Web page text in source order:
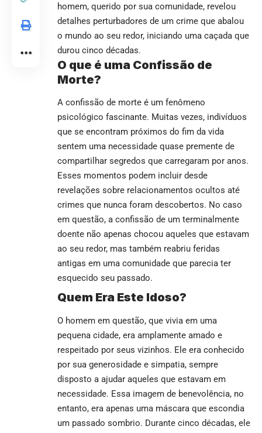
homem, querido por sua comunidade, revelou
detalhes perturbadores de um crime que abalou
o mundo ao seu redor, iniciando uma caçada que
durou cinco décadas.
O que é uma Confissão de
Morte?
A confissão de morte é um fenômeno
psicológico fascinante. Muitas vezes, indivíduos
que se encontram próximos do fim da vida
sentem uma necessidade quase premente de
compartilhar segredos que carregaram por anos.
Esses momentos podem incluir desde
revelações sobre relacionamentos ocultos até
crimes que nunca foram descobertos. No caso
em questão, a confissão de um terminalmente
doente não apenas chocou aqueles que estavam
ao seu redor, mas também reabriu feridas
antigas em uma comunidade que parecia ter
esquecido seu passado.
Quem Era Este Idoso?
O homem em questão, que vivia em uma
pequena cidade, era amplamente amado e
respeitado por seus vizinhos. Ele era conhecido
por sua generosidade e simpatia, sempre
disposto a ajudar aqueles que estavam em
necessidade. Essa imagem de benevolência, no
entanto, era apenas uma máscara que escondia
um passado sombrio. Durante cinco décadas, ele